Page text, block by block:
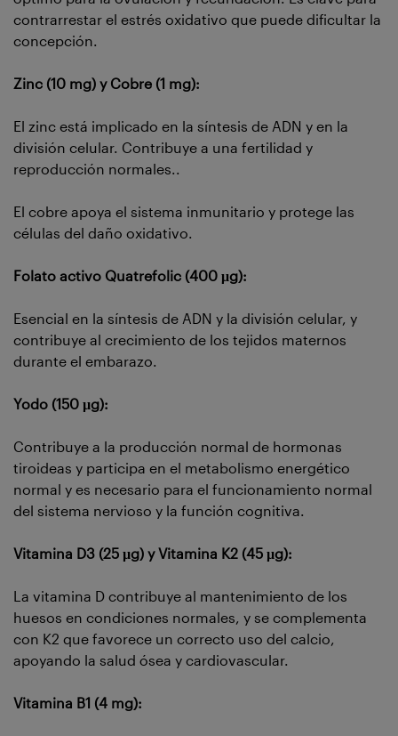
contrarrestar el estrés oxidativo que puede dificultar la
concepción.
Zinc (10 mg) y Cobre (1 mg):
El zinc está implicado en la síntesis de ADN y en la
división celular. Contribuye a una fertilidad y
reproducción normales..
El cobre apoya el sistema inmunitario y protege las
células del daño oxidativo.
Folato activo Quatrefolic (400 μg):
Esencial en la síntesis de ADN y la división celular, y
contribuye al crecimiento de los tejidos maternos
durante el embarazo.
Yodo (150 µg):
Contribuye a la producción normal de hormonas
tiroideas y participa en el metabolismo energético
normal y es necesario para el funcionamiento normal
del sistema nervioso y la función cognitiva.
Vitamina D3 (25 µg) y Vitamina K2 (45 µg):
La vitamina D contribuye al mantenimiento de los
huesos en condiciones normales, y se complementa
con K2 que favorece un correcto uso del calcio,
apoyando la salud ósea y cardiovascular.
Vitamina B1 (4 mg):